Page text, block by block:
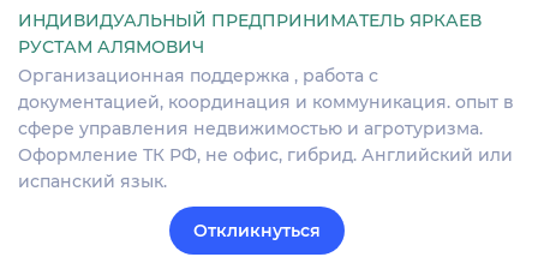
ИНДИВИДУАЛЬНЫЙ ПРЕДПРИНИМАТЕЛЬ ЯРКАЕВ
РУСТАМ АЛЯМОВИЧ
Организационная поддержка , работа с
документацией, координация и коммуникация. опыт в
сфере управления недвижимостью и агротуризма.
Оформление ТК РФ, не офис, гибрид. Английский или
испанский язык.
Откликнуться